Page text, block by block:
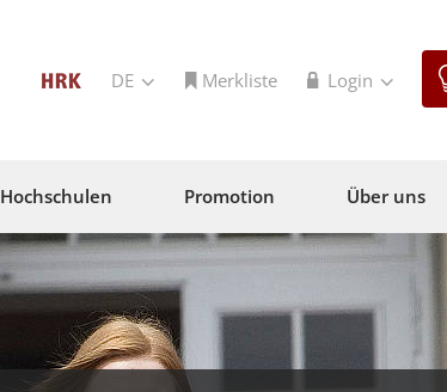
Hochschulen Promotion Über uns
DE Merkliste Login